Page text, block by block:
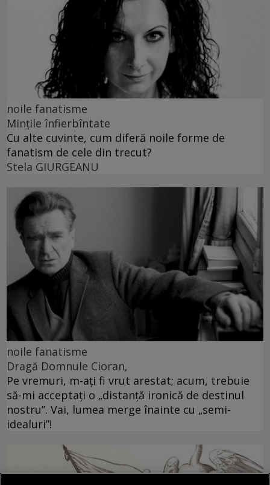
noile fanatisme
Mințile înfierbîntate
Cu alte cuvinte, cum diferă noile forme de
fanatism de cele din trecut?
Stela GIURGEANU
noile fanatisme
Dragă Domnule Cioran,
Pe vremuri, m-ați fi vrut arestat; acum, trebuie
să-mi acceptați o „distanță ironică de destinul
nostru”. Vai, lumea merge înainte cu „semi-
idealuri”!